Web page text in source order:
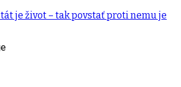
je život – tak povstať proti nemu je